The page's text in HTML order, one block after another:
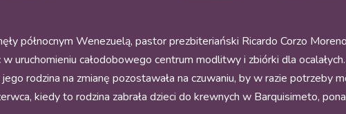
północnym Wenezuelą, pastor prezbiteriański Ricardo Corzo
uruchomieniu całodobowego centrum modlitwy i zbiórki dla
rodzina na zmianę pozostawała na czuwaniu, by w razie potrzeby
kiedy to rodzina zabrała dzieci do krewnych w Barquisimeto,